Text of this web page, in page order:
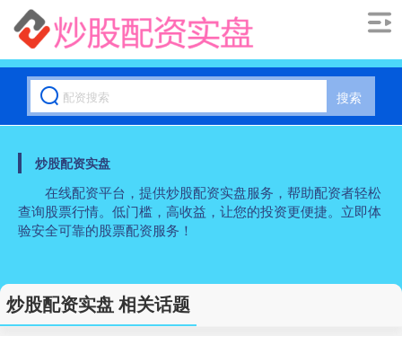
搜索
炒股配资实盘
在线配资平台，提供炒股配资实盘服务，帮助配资者轻松
查询股票行情。低门槛，高收益，让您的投资更便捷。立即体
验安全可靠的股票配资服务！
炒股配资实盘 相关话题